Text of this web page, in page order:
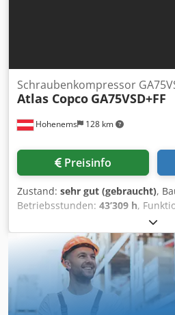
Hohenems 128 km
Schraubenkompressor
Atlas Copco GA75VSD+FF
Preisinfo
Zustand: sehr gut (gebraucht),
Betriebsstunden: 43’309 h,
,
GA75VSD+FF Umrichter und
12.75 bar Dcjdpfx Acszp
2018 Betriebsstunden: 43.309